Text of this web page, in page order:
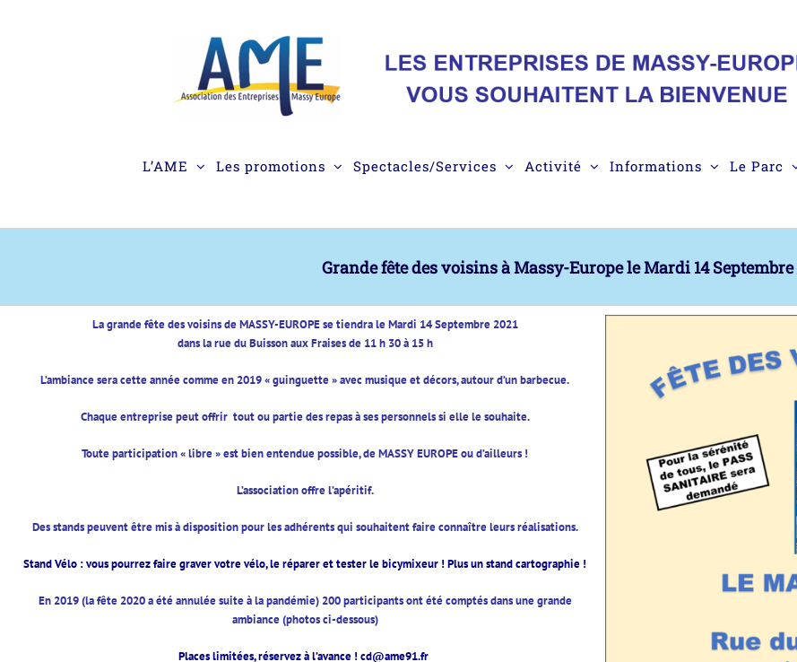
L’AME Les promotions Spectacles/Services Activité Informations Le Parc
Grande fête des voisins à Massy-Europe le Mardi 14 Septembre
La grande fête des voisins de MASSY-EUROPE se tiendra le Mardi 14 Septembre 2021
dans la rue du Buisson aux Fraises de 11 h 30 à 15 h
L’ambiance sera cette annéecommeen 2019 « guinguette » avec musique et décors, autour d’un barbecue.
Chaque entreprise peut offrir tout ou partie des repas à ses personnels si elle le souhaite.
Toute participation « libre » est bien entendue possible, de MASSY EUROPE ou d’ailleurs !
L’association offre l’apéritif.
Des stands peuvent être mis à disposition pour les adhérents qui souhaitent faire connaître leurs réalisations.
Stand Vélo : vous pourrez faire graver votre vélo, le réparer et tester le bicymixeur ! Plus un stand cartographie !
En 2019 (la fête 2020 a été annulée suite à la pandémie) 200 participants ont été comptés dans une grande
ambiance (photos ci-dessous)
Places limitées, réservez à l’avance ! cd@ame91.fr